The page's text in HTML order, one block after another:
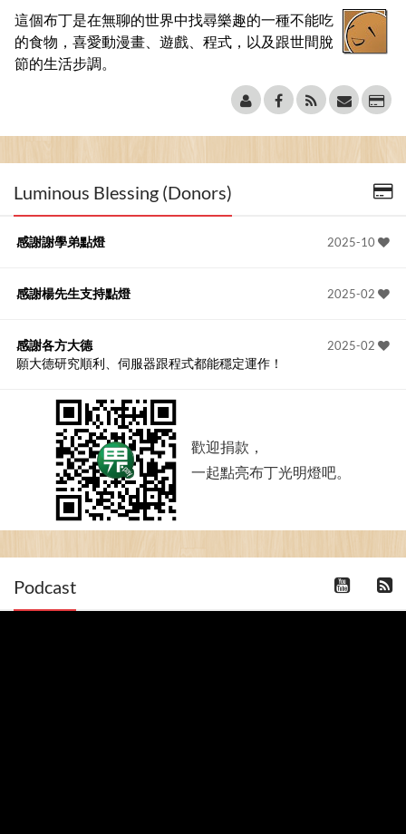
這個布丁是在無聊的世界中找尋樂趣的一種不能吃
的食物，喜愛動漫畫、遊戲、程式，以及跟世間脫
節的生活步調。
Luminous Blessing (Donors)
2025-10
感謝謝學弟點燈
2025-02
感謝楊先生支持點燈
2025-02
感謝各方大德
願大德研究順利、伺服器跟程式都能穩定運作！
歡迎捐款，
一起點亮布丁光明燈吧。
Podcast